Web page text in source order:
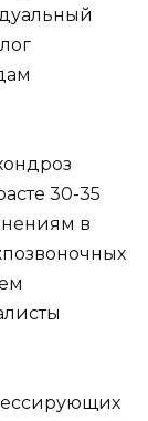
30-35
в